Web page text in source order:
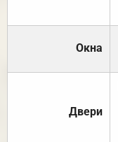
Окна
Двери